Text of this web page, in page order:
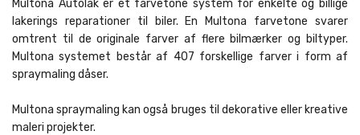
Multona Autolak er et farvetone system for enkelte og billige
lakerings reparationer til biler. En Multona farvetone svarer
omtrent til de originale farver af flere bilmærker og biltyper.
Multona systemet består af 407 forskellige farver i form af
spraymaling dåser.
Multona spraymaling kan også bruges til dekorative eller kreative
maleri projekter.